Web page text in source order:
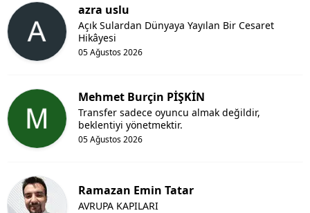
azra uslu
05 Ağustos 2026
Açık Sulardan Dünyaya Yayılan Bir Cesaret
Hikâyesi
Mehmet Burçin PİŞKİN
05 Ağustos 2026
Transfer sadece oyuncu almak değildir,
beklentiyi yönetmektir.
Ramazan Emin Tatar
AVRUPA KAPILARI